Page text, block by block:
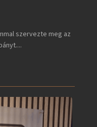
szervezte meg az